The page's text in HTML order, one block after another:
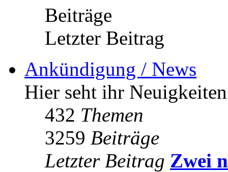
Beiträge
Letzter Beitrag
Ankündigung / News
Hier seht ihr
432 Themen
3259 Beiträge
Letzter Beitrag Zwei